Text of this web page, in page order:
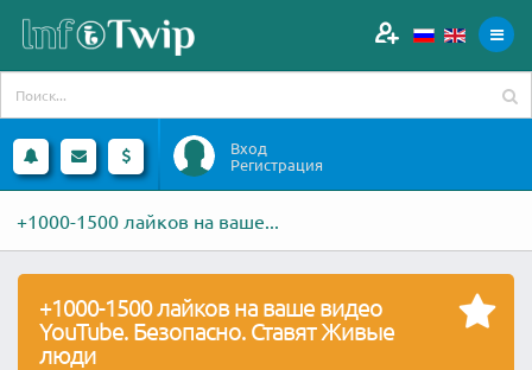
Вход
Регистрация
+1000-1500 лайков на ваше...
+1000-1500 лайков на ваше видео
YouTube. Безопасно. Ставят Живые
люди